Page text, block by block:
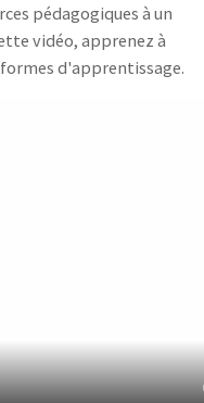
pédagogiques à un
vidéo, apprenez à
d'apprentissage.